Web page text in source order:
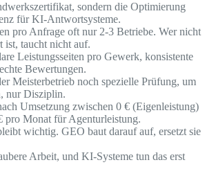
sondern die Optimierung
für KI-Antwortsysteme.
pro Anfrage oft nur 2-3 Betriebe. Wer nicht
ist, taucht nicht auf.
Leistungsseiten pro Gewerk, konsistente
Bewertungen.
Meisterbetrieb noch spezielle Prüfung, um
nur Disziplin.
Umsetzung zwischen 0 € (Eigenleistung)
pro Monat für Agenturleistung.
wichtig. GEO baut darauf auf, ersetzt sie
Arbeit, und KI-Systeme tun das erst